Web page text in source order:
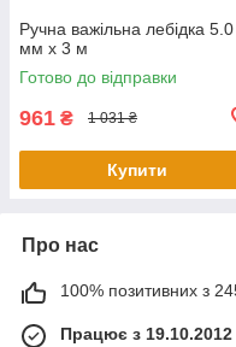
Ручна важільна лебідка 5.0
мм х 3 м
Готово до відправки
961 ₴ 1 031 ₴
Купити
Про нас
100% позитивних з 245
Працює з 19.10.2012